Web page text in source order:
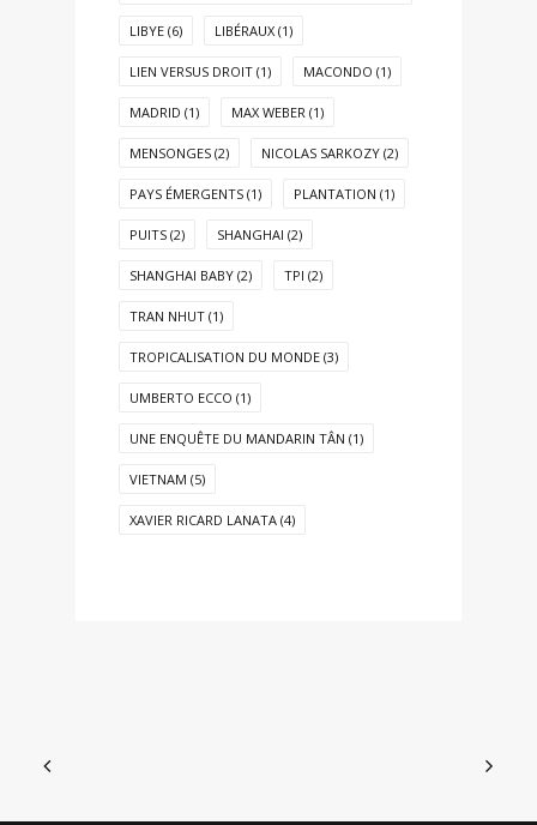
LIBYE (6) LIBÉRAUX (1)
LIEN VERSUS DROIT (1) MACONDO (1)
MADRID (1) MAX WEBER (1)
MENSONGES (2) NICOLAS SARKOZY (2)
PAYS ÉMERGENTS (1) PLANTATION (1)
PUITS (2) SHANGHAI (2)
SHANGHAI BABY (2) TPI (2)
TRAN NHUT (1)
TROPICALISATION DU MONDE (3)
UMBERTO ECCO (1)
UNE ENQUÊTE DU MANDARIN TÂN (1)
VIETNAM (5)
XAVIER RICARD LANATA (4)